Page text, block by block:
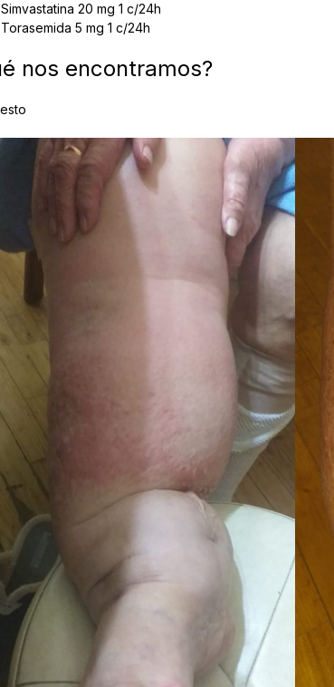
Simvastatina 20 mg 1 c/24h
Torasemida 5 mg 1 c/24h
nos encontramos?